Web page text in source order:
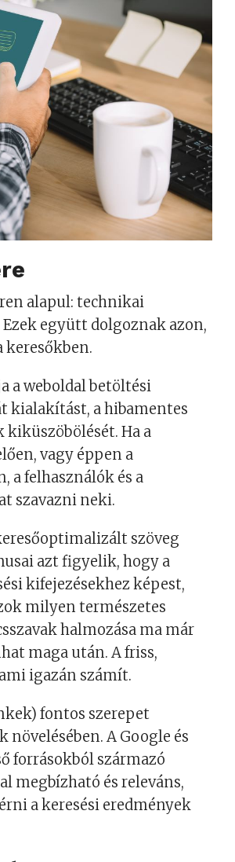
alapul: technikai
együtt dolgoznak azon,
keresőkben.
a weboldal betöltési
kialakítást, a hibamentes
kiküszöbölését. Ha a
vagy éppen a
a felhasználók és a
szavazni neki.
szöveg
azt figyelik, hogy a
kifejezésekhez képest,
milyen természetes
halmozása ma már
maga után. A friss,
igazán számít.
fontos szerepet
növelésében. A Google és
forrásokból származó
megbízható és releváns,
a keresési eredmények